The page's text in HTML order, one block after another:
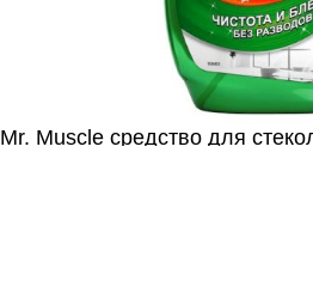
Mr. Muscle средство для